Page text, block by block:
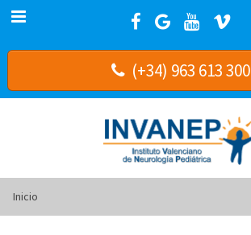
(+34) 963 613 300
Inicio